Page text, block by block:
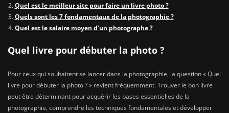
Quel est le meilleur site pour faire un livre photo ?
Quels sont les 7 fondamentaux de la photographie ?
Quel est le salaire moyen d’un photographe ?
Quel livre pour débuter la photo ?
Pour ceux qui souhaitent se lancer dans la photographie, la question « Quel
livre pour débuter la photo ? » revient fréquemment. Trouver le bon livre
peut être déterminant pour acquérir les bases essentielles de la
photographie, comprendre les techniques fondamentales et développer